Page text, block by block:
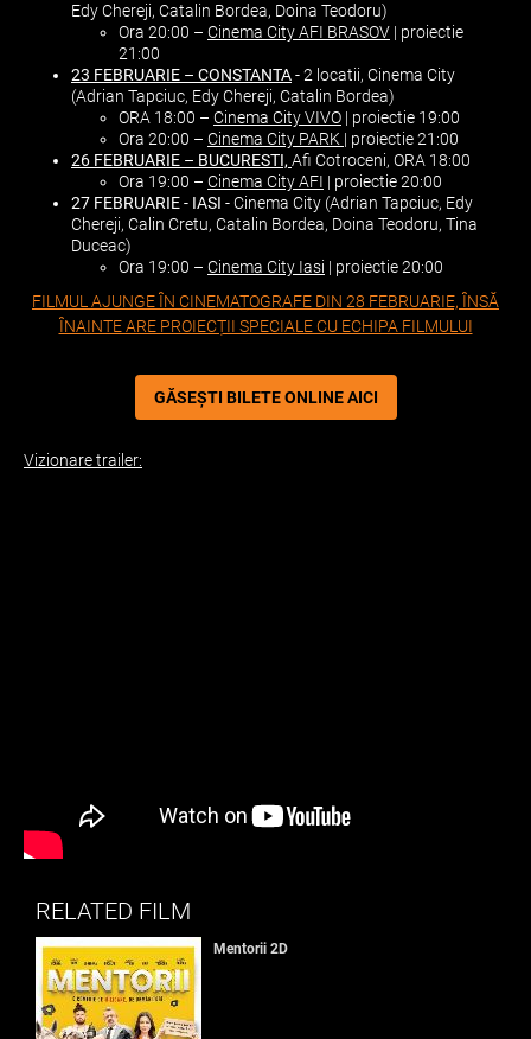
Edy Chereji, Catalin Bordea, Doina Teodoru)
Ora 20:00 – Cinema City AFI BRASOV | proiectie
21:00
23 FEBRUARIE – CONSTANTA- 2 locatii, Cinema City
(Adrian Tapciuc, Edy Chereji, Catalin Bordea)
ORA 18:00 – Cinema City VIVO | proiectie 19:00
Ora 20:00 – Cinema City PARK | proiectie 21:00
26 FEBRUARIE – BUCURESTI, Afi Cotroceni, ORA 18:00
Ora 19:00 – Cinema City AFI | proiectie 20:00
27 FEBRUARIE - IASI - Cinema City (Adrian Tapciuc, Edy
Chereji, Calin Cretu, Catalin Bordea, Doina Teodoru, Tina
Duceac)
Ora 19:00 – Cinema City Iasi | proiectie 20:00
FILMUL AJUNGE ÎN CINEMATOGRAFE DIN 28 FEBRUARIE, ÎNSĂ
ÎNAINTE ARE PROIECȚII SPECIALE CU ECHIPA FILMULUI
GĂSEȘTI BILETE ONLINE AICI
Vizionare trailer:
RELATED FILM
Mentorii 2D